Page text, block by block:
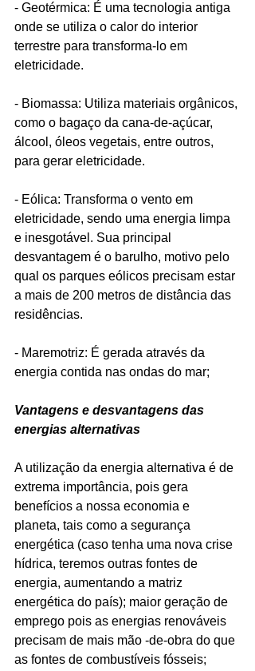
- Geotérmica: É uma tecnologia antiga
onde se utiliza o calor do interior
terrestre para transforma-lo em
eletricidade.
- Biomassa: Utiliza materiais orgânicos,
como o bagaço da cana-de-açúcar,
álcool, óleos vegetais, entre outros,
para gerar eletricidade.
- Eólica: Transforma o vento em
eletricidade, sendo uma energia limpa
e inesgotável. Sua principal
desvantagem é o barulho, motivo pelo
qual os parques eólicos precisam estar
a mais de 200 metros de distância das
residências.
- Maremotriz: É gerada através da
energia contida nas ondas do mar;
Vantagens e desvantagens das
energias alternativas
A utilização da energia alternativa é de
extrema importância, pois gera
benefícios a nossa economia e
planeta, tais como a segurança
energética (caso tenha uma nova crise
hídrica, teremos outras fontes de
energia, aumentando a matriz
energética do país); maior geração de
emprego pois as energias renováveis
precisam de mais mão -de-obra do que
as fontes de combustíveis fósseis;